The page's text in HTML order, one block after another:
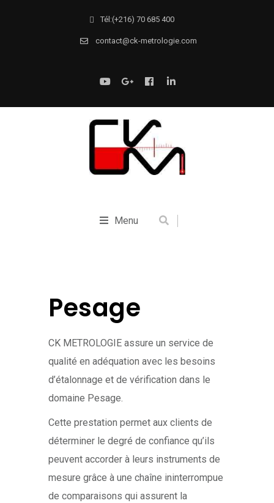
Tél:(+216) 70 685 400
contact@ck-metrologie.com
Menu
Pesage
CK METROLOGIE assure un service de
qualité en adéquation avec les besoins
d’étalonnage et de vérification dans le
domaine Pesage.
Cette prestation permet aux clients de
déterminer le degré de confiance qu’ils
peuvent accorder à leurs instruments de
mesure grâce à une chaîne ininterrompue
de comparaisons qui assurent la